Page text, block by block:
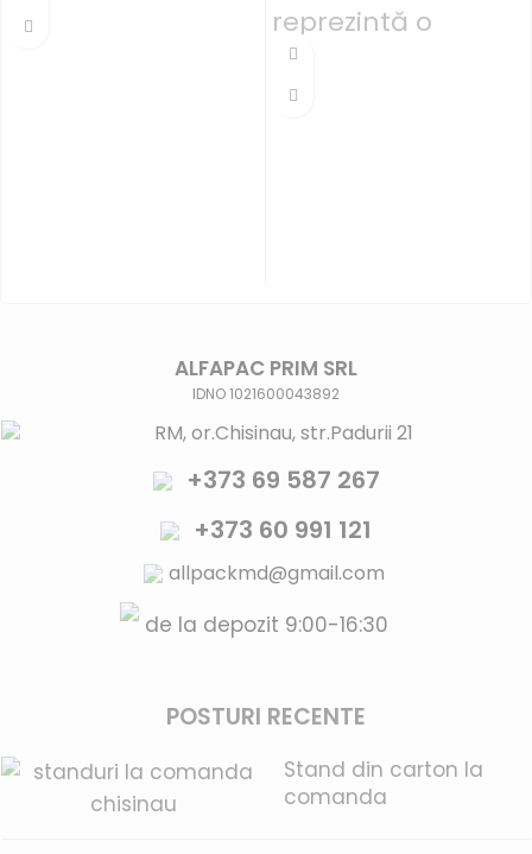
reprezintă o
soluție practică și
elegantă pentru
ALFAPAC PRIM SRL
IDNO 1021600043892
RM, or.Chisinau, str.Padurii 21
+373 69 587 267
+373 60 991 121
allpackmd@gmail.com
de la depozit 9:00-16:30
POSTURI RECENTE
Stand din carton la
comanda